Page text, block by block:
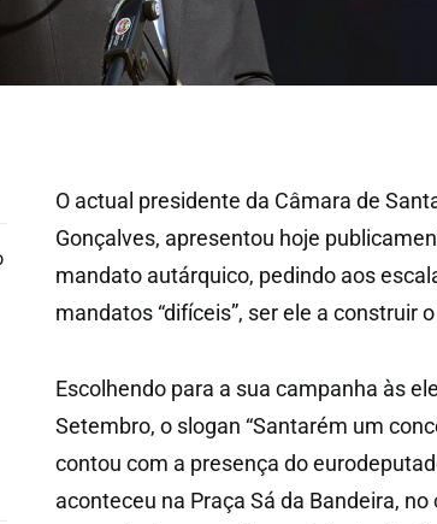
O actual presidente da Câmara de
Gonçalves, apresentou hoje
mandato autárquico, pedindo aos
mandatos “difíceis”, ser ele a construir
Escolhendo para a sua campanha às
Setembro, o slogan “Santarém um
contou com a presença do
aconteceu na Praça Sá da Bandeira,